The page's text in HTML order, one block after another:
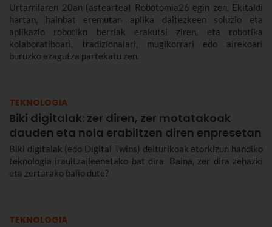
Urtarrilaren 20an (asteartea) Robotomía26 egin zen. Ekitaldi
hartan, hainbat eremutan aplika daitezkeen soluzio eta
aplikazio robotiko berriak erakutsi ziren, eta robotika
kolaboratiboari, tradizionalari, mugikorrari edo airekoari
buruzko ezagutza partekatu zen.
TEKNOLOGIA
Biki digitalak: zer diren, zer motatakoak
dauden eta nola erabiltzen diren enpresetan
Biki digitalak (edo Digital Twins) deiturikoak etorkizun handiko
teknologia iraultzaileenetako bat dira. Baina, zer dira zehazki
eta zertarako balio dute?
TEKNOLOGIA